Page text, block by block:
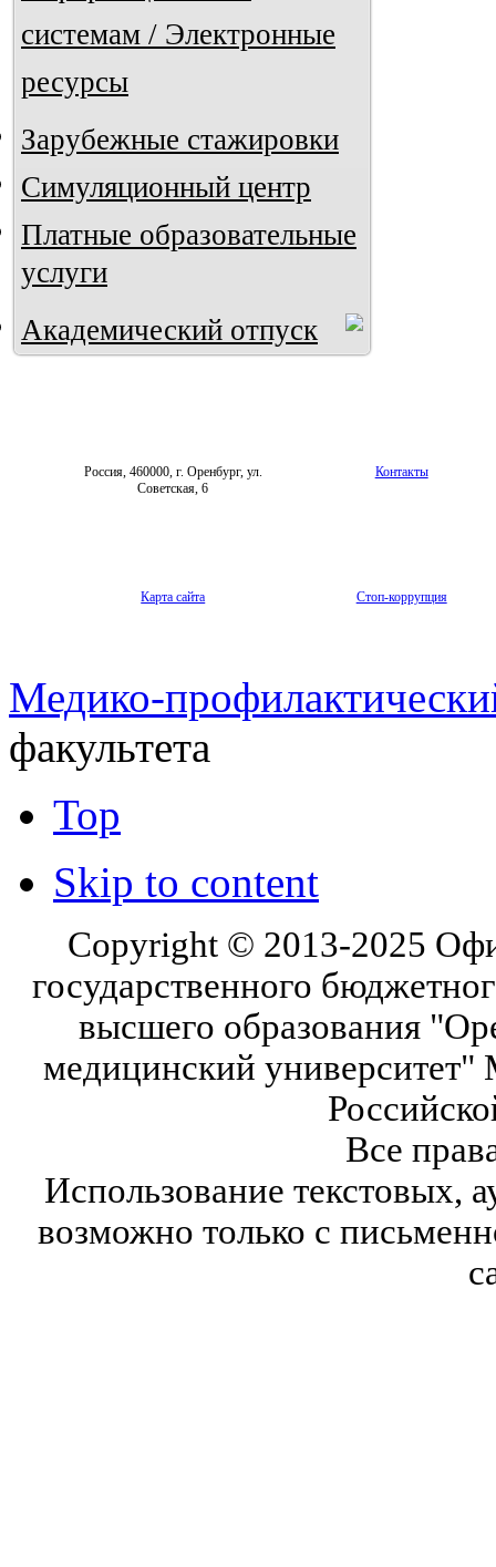
системам / Электронные
ресурсы
Зарубежные стажировки
Симуляционный центр
Платные образовательные
услуги
Академический отпуск
Россия, 460000, г. Оренбург, ул.
Советская, 6
Контакты
Карта сайта Стоп-коррупция
Медико-
факультета
Top
Skip to content
Copyright © 2013-2025
государственного
высшего образования
медицинский университет"
Все
Использование текстовых,
возможно только с